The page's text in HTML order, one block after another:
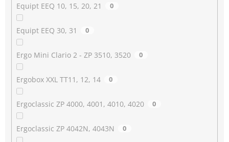
Equipt EEQ 10, 15, 20, 21 0
Equipt EEQ 30, 31 0
Ergo Mini Clario 2 - ZP 3510, 3520 0
Ergobox XXL TT11, 12, 14 0
Ergoclassic ZP 4000, 4001, 4010, 4020 0
Ergoclassic ZP 4042N, 4043N 0